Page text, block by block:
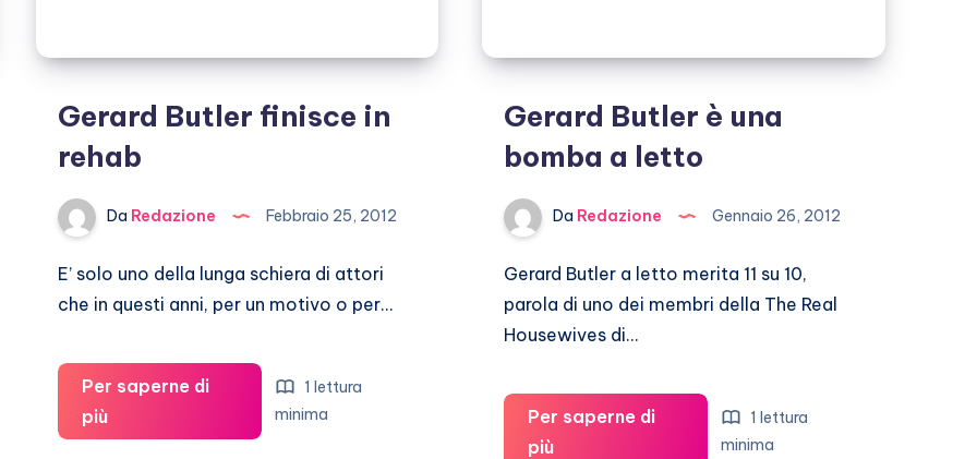
Gerard Butler finisce in
rehab
Da Redazione Febbraio 25, 2012
E’ solo uno della lunga schiera di attori
che in questi anni, per un motivo o per…
Per saperne di
piùGerard
Butler
1 lettura
minima
Gerard Butler è una
bomba a letto
Da Redazione Gennaio 26, 2012
Gerard Butler a letto merita 11 su 10,
parola di uno dei membri della The Real
Housewives di…
Per saperne di
piùGerard
1 lettura
minima